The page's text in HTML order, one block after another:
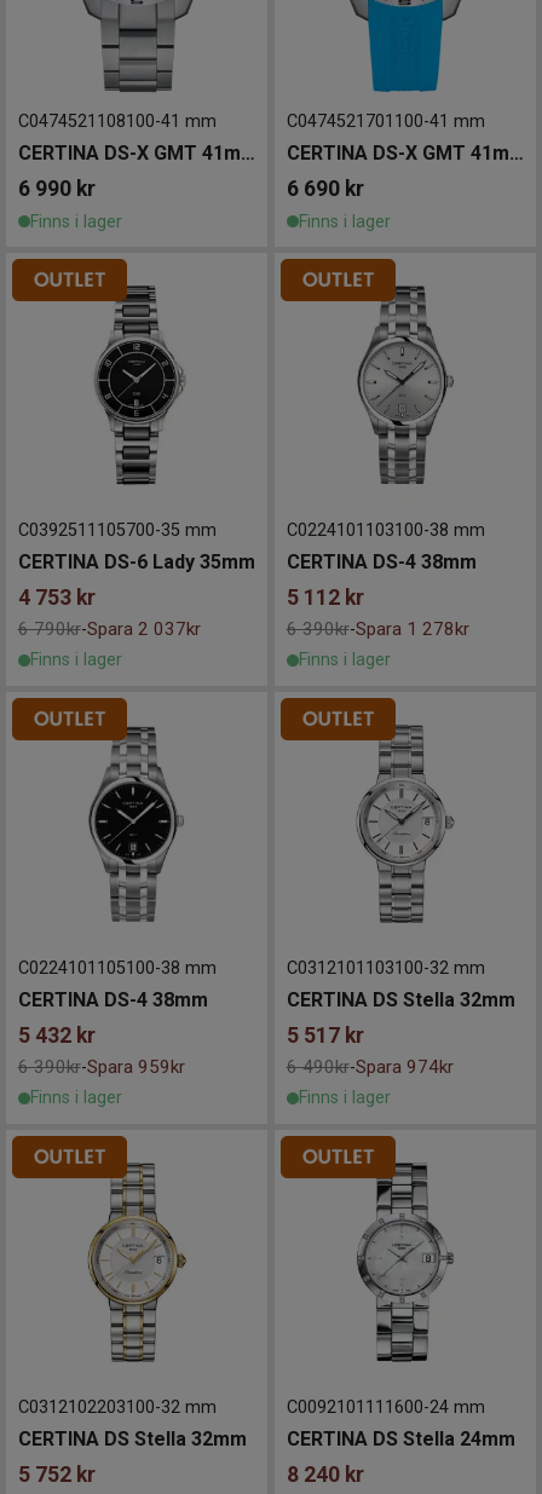
C0474521108100-41 mm
CERTINA DS-X GMT 41mm
6 990 kr
Finns i lager
C0474521701100-41 mm
CERTINA DS-X GMT 41mm
6 690 kr
Finns i lager
C0392511105700-35 mm
CERTINA DS-6 Lady 35mm
4 753 kr
6 790kr-Spara 2 037kr
Finns i lager
C0224101103100-38 mm
CERTINA DS-4 38mm
5 112 kr
6 390kr-Spara 1 278kr
Finns i lager
C0224101105100-38 mm
CERTINA DS-4 38mm
5 432 kr
6 390kr-Spara 959kr
Finns i lager
C0312101103100-32 mm
CERTINA DS Stella 32mm
5 517 kr
6 490kr-Spara 974kr
Finns i lager
C0312102203100-32 mm
CERTINA DS Stella 32mm
5 752 kr
C0092101111600-24 mm
CERTINA DS Stella 24mm
8 240 kr